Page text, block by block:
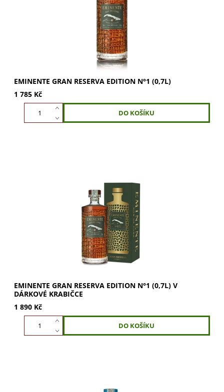
EMINENTE GRAN RESERVA EDITION N°1 (0,7L)
1 785 Kč
Eminente Gran Reserva Edition N°1 0,7l v dárkové
krabičce – desetiletý kubánský rum z prémiové směsi
aguardiente. Zrál v sudech z...
EMINENTE GRAN RESERVA EDITION N°1 (0,7L) V
DÁRKOVÉ KRABIČCE
1 890 Kč